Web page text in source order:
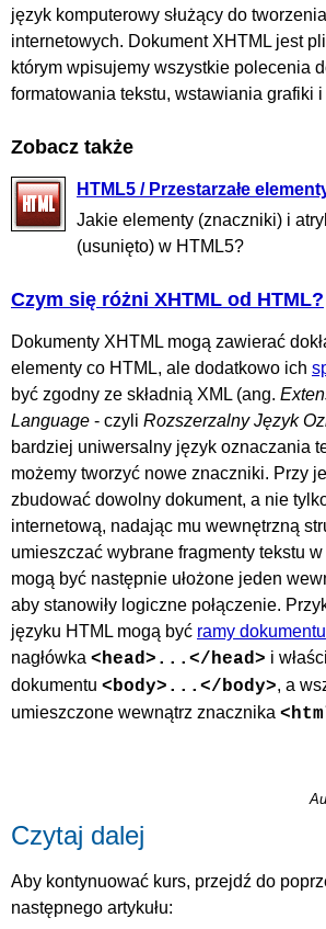
język komputerowy służący do
internetowych. Dokument XHTML jest
którym wpisujemy wszystkie polecenia
formatowania tekstu, wstawiania grafiki i
Zobacz także
HTML5 / Przestarzałe
Jakie elementy (znaczniki) i
(usunięto) w HTML5?
Czym się różni XHTML od HTML?
Dokumenty XHTML mogą zawierać
elementy co HTML, ale dodatkowo ich
być zgodny ze składnią XML (ang.
Language - czyli Rozszerzalny Język
bardziej uniwersalny język oznaczania
możemy tworzyć nowe znaczniki. Przy
zbudować dowolny dokument, a nie
internetową, nadając mu wewnętrzną
umieszczać wybrane fragmenty tekstu
mogą być następnie ułożone jeden
aby stanowiły logiczne połączenie.
języku HTML mogą być ramy dokumentu
nagłówka <head>...</head> i
dokumentu <body>...</body>, a
umieszczone wewnątrz znacznika
Czytaj dalej
Aby kontynuować kurs, przejdź do
następnego artykułu: